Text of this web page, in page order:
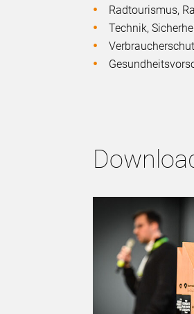
Radtourismus,
Technik,